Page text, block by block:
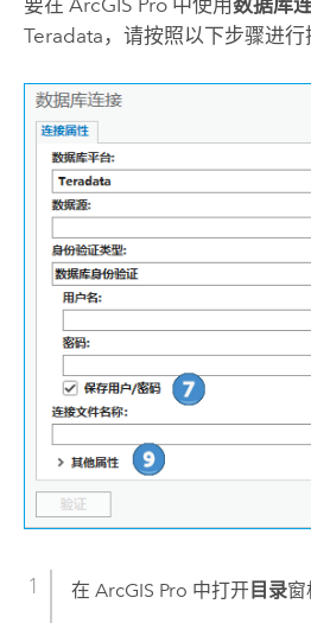
要在 ArcGIS Pro中使用数据库
Teradata ，请按照以下步骤进行
在 ArcGIS Pro 中打开 目录窗